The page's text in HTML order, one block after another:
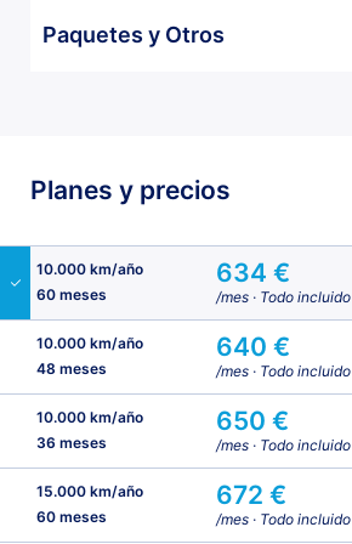
Limpiaparabrisas delantero
Paquetes y Otros
Planes y precios
10.000 km/año
60 meses
634 €
/mes· Todo incluido
10.000 km/año
48 meses
640 €
/mes· Todo incluido
10.000 km/año
36 meses
650 €
/mes· Todo incluido
15.000 km/año
60 meses
672 €
/mes· Todo incluido